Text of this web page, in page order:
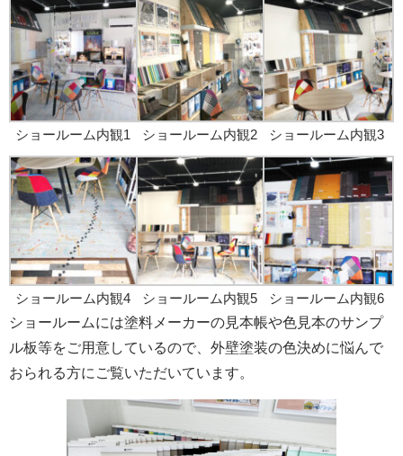
ショールーム内観1 ショールーム内観2 ショールーム内観3
ショールーム内観4 ショールーム内観5
ショールーム内観6
ショールームには塗料メーカーの見本帳や色見本のサンプ
ル板等をご用意しているので、外壁塗装の色決めに悩んで
おられる方にご覧いただいています。